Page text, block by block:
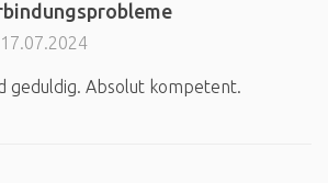
geduldig. Absolut kompetent.